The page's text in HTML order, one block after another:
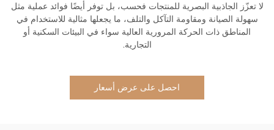
لا تعزّز الجاذبية البصرية للمنتجات فحسب، بل توفر أيضًا فوائد عملية مثل
سهولة الصيانة ومقاومة التآكل والتلف، ما يجعلها مثالية للاستخدام في
المناطق ذات الحركة المرورية العالية سواء في البيئات السكنية أو
التجارية.
احصل على عرض أسعار